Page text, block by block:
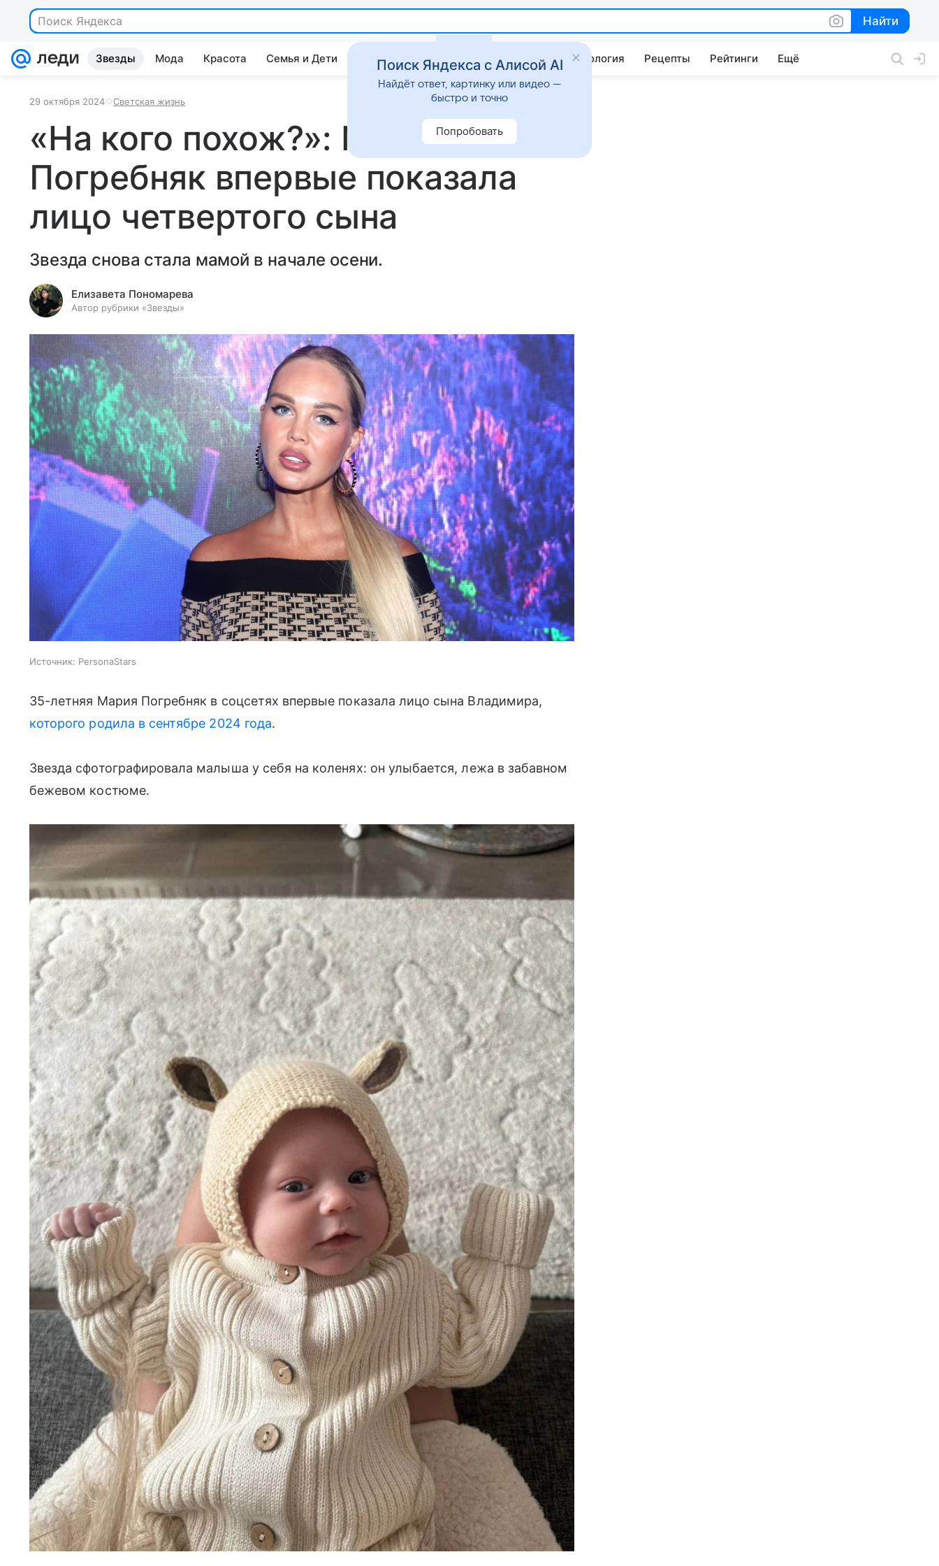
Поиск Яндекса Найти
Найти
Звезды Мода Красота Семья и Дети Дом Гороскопы Стиль жизни Психология Рецепты Рейтинги Ещё
29 октября 2024 Светская жизнь
«На кого похож?»: Мария
Погребняк впервые показала
лицо четвертого сына
Звезда снова стала мамой в начале осени.
Елизавета Пономарева
Автор рубрики «Звезды»
Источник: PersonaStars
35-летняя Мария Погребняк в соцсетях впервые показала лицо сына Владимира,
которого родила в сентябре 2024 года.
Звезда сфотографировала малыша у себя на коленях: он улыбается, лежа в забавном
бежевом костюме.
Поиск Яндекса с Алисой AI
Найдёт ответ, картинку или видео —
быстро и точно
Попробовать